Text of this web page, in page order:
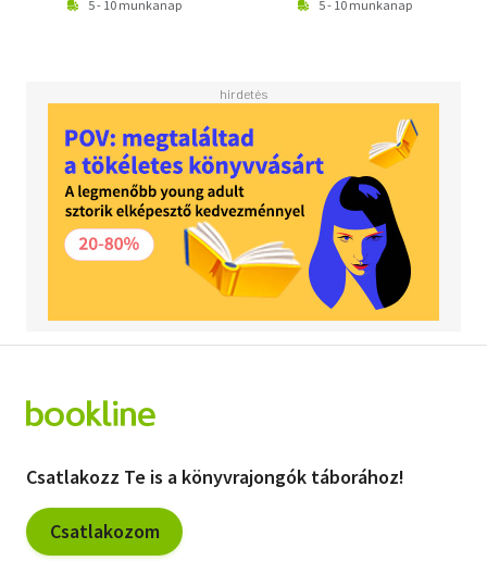
5 - 10 munkanap 5 - 10 munkanap
Csatlakozz Te is a könyvrajongók táborához!
Csatlakozom